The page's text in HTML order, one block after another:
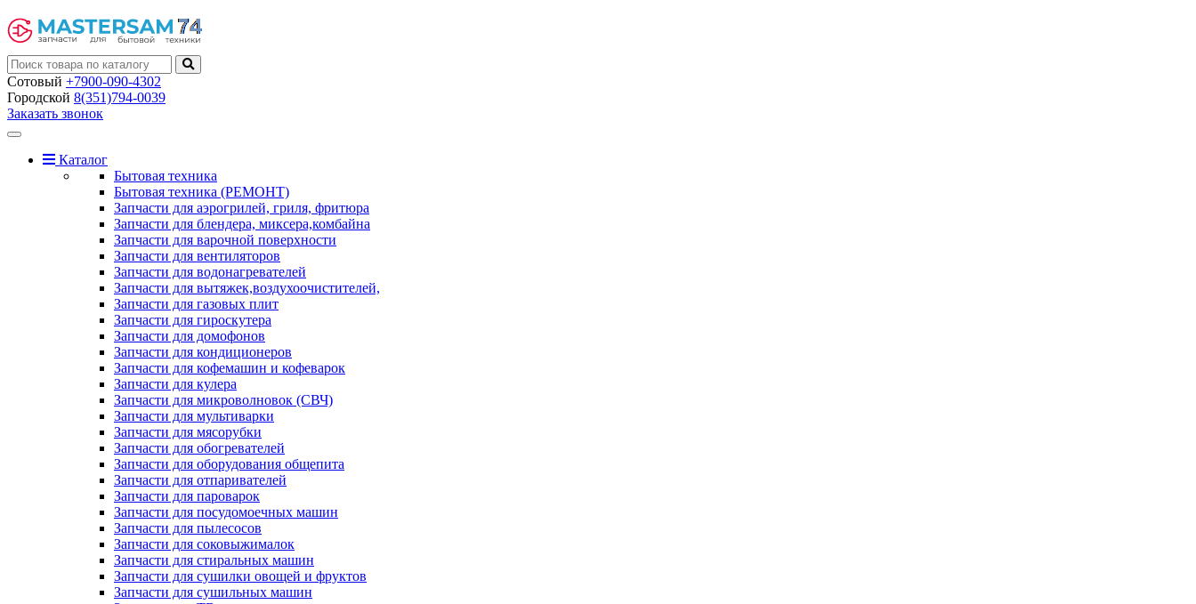
Сотовый +7900-090-4302
Городской 8(351)794-0039
Заказать звонок
Toggle
navigationКаталог
Бытовая техника
Бытовая техника (РЕМОНТ)
Запчасти для аэрогрилей, гриля, фритюра
Запчасти для блендера, миксера,комбайна
Запчасти для варочной поверхности
Запчасти для вентиляторов
Запчасти для водонагревателей
Запчасти для вытяжек,воздухоочистителей,
Запчасти для газовых плит
Запчасти для гироскутера
Запчасти для домофонов
Запчасти для кондиционеров
Запчасти для кофемашин и кофеварок
Запчасти для кулера
Запчасти для микроволновок (СВЧ)
Запчасти для мультиварки
Запчасти для мясорубки
Запчасти для обогревателей
Запчасти для оборудования общепита
Запчасти для отпаривателей
Запчасти для пароварок
Запчасти для посудомоечных машин
Запчасти для пылесосов
Запчасти для соковыжималок
Запчасти для стиральных машин
Запчасти для сушилки овощей и фруктов
Запчасти для сушильных машин